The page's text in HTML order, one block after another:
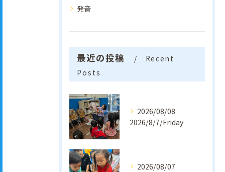
発音
最近の投稿
Recent
Posts
2026/08/08
2026/8/7/Friday
2026/08/07